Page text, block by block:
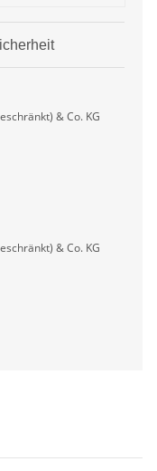
& Co. KG
& Co. KG